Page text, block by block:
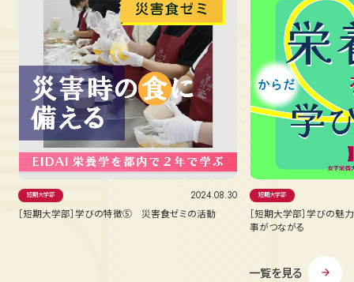
一覧を見る
短期大学部 2024.08.30
［短期大学部］学びの特徴⑤ 災害食ゼミの活動
短期大学部
［短期大学部］学びの
事がつながる